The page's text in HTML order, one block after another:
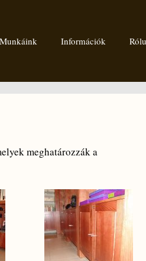
Munkáink Információk
meghatározzák a